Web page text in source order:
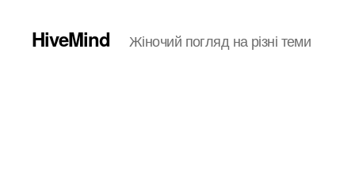
HiveMind Жіночий погляд на різні теми